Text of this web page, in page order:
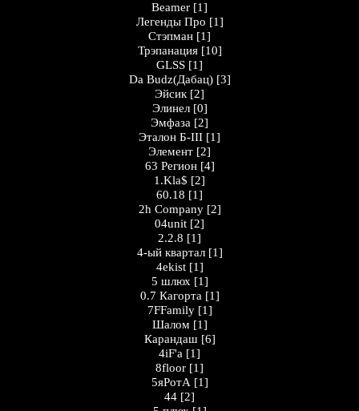
Beamer [1]
Легенды Про [1]
Стэпман [1]
Трэпанация [10]
GLSS [1]
Da Budz(Дабац) [3]
Эйсик [2]
Элинел [0]
Эмфаза [2]
Эталон Б-III [1]
Элемент [2]
63 Регион [4]
1.Kla$ [2]
60.18 [1]
2h Company [2]
04unit [2]
2.2.8 [1]
4-ый квартал [1]
4ekist [1]
5 шлюх [1]
0.7 Кагорта [1]
7FFamily [1]
Шалом [1]
Карандаш [6]
4iF'a [1]
8floor [1]
5яРотА [1]
44 [2]